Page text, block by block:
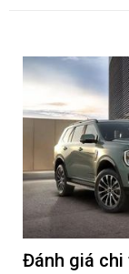
Đánh giá chi